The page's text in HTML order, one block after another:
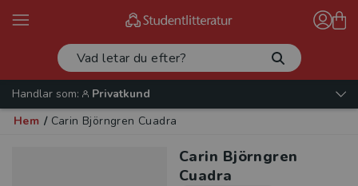
Handlar som:
Privatkund
Hem / Carin Björngren Cuadra
Carin Björngren
Cuadra